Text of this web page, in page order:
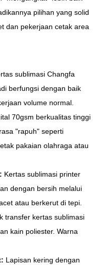
pilihan yang solid
dan pekerjaan cetak area
sublimasi Changfa
berfungsi dengan baik
volume normal.
70gsm berkualitas tinggi
"rapuh" seperti
pakaian olahraga atau
Kertas sublimasi printer
dengan bersih melalui
atau berkerut di tepi.
transfer kertas sublimasi
kain poliester. Warna
Lapisan kering dengan